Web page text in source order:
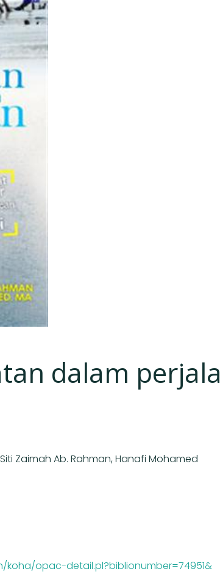
dalam
Zaimah Ab. Rahman, Hanafi Mohamed
opac-detail.pl?biblionumber=74951&